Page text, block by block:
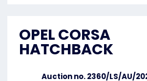
OPEL CORSA
HATCHBACK
Auction no. 2360/LS/AU/